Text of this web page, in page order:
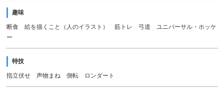
趣味
断食 絵を描くこと（人のイラスト） 筋トレ 弓道 ユニバーサル・ホッケ
ー
特技
指立伏せ 声物まね 側転 ロンダート